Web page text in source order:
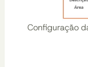
Configuração